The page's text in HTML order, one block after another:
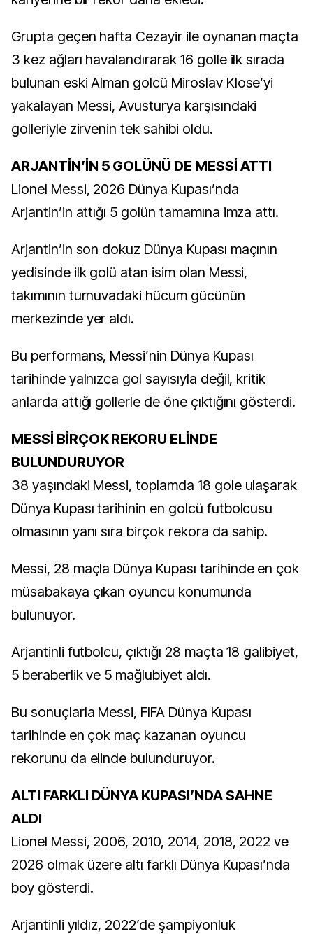
Grupta geçen hafta Cezayir ile oynanan maçta
3 kez ağları havalandırarak 16 golle ilk sırada
bulunan eski Alman golcü Miroslav Klose’yi
yakalayan Messi, Avusturya karşısındaki
golleriyle zirvenin tek sahibi oldu.
ARJANTİN’İN 5 GOLÜNÜ DE MESSİ ATTI
Lionel Messi, 2026 Dünya Kupası’nda
Arjantin’in attığı 5 golün tamamına imza attı.
Arjantin’in son dokuz Dünya Kupası maçının
yedisinde ilk golü atan isim olan Messi,
takımının turnuvadaki hücum gücünün
merkezinde yer aldı.
Bu performans, Messi’nin Dünya Kupası
tarihinde yalnızca gol sayısıyla değil, kritik
anlarda attığı gollerle de öne çıktığını gösterdi.
MESSİ BİRÇOK REKORU ELİNDE
BULUNDURUYOR
38 yaşındaki Messi, toplamda 18 gole ulaşarak
Dünya Kupası tarihinin en golcü futbolcusu
olmasının yanı sıra birçok rekora da sahip.
Messi, 28 maçla Dünya Kupası tarihinde en çok
müsabakaya çıkan oyuncu konumunda
bulunuyor.
Arjantinli futbolcu, çıktığı 28 maçta 18 galibiyet,
5 beraberlik ve 5 mağlubiyet aldı.
Bu sonuçlarla Messi, FIFA Dünya Kupası
tarihinde en çok maç kazanan oyuncu
rekorunu da elinde bulunduruyor.
ALTI FARKLI DÜNYA KUPASI’NDA SAHNE
ALDI
Lionel Messi, 2006, 2010, 2014, 2018, 2022 ve
2026 olmak üzere altı farklı Dünya Kupası’nda
boy gösterdi.
Arjantinli yıldız, 2022’de şampiyonluk